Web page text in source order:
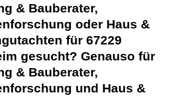
& Bauberater,
oder Haus &
für 67229
gesucht? Genauso für
& Bauberater,
und Haus &